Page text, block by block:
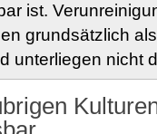
ist.
grundsätzlich
unterliegen nicht